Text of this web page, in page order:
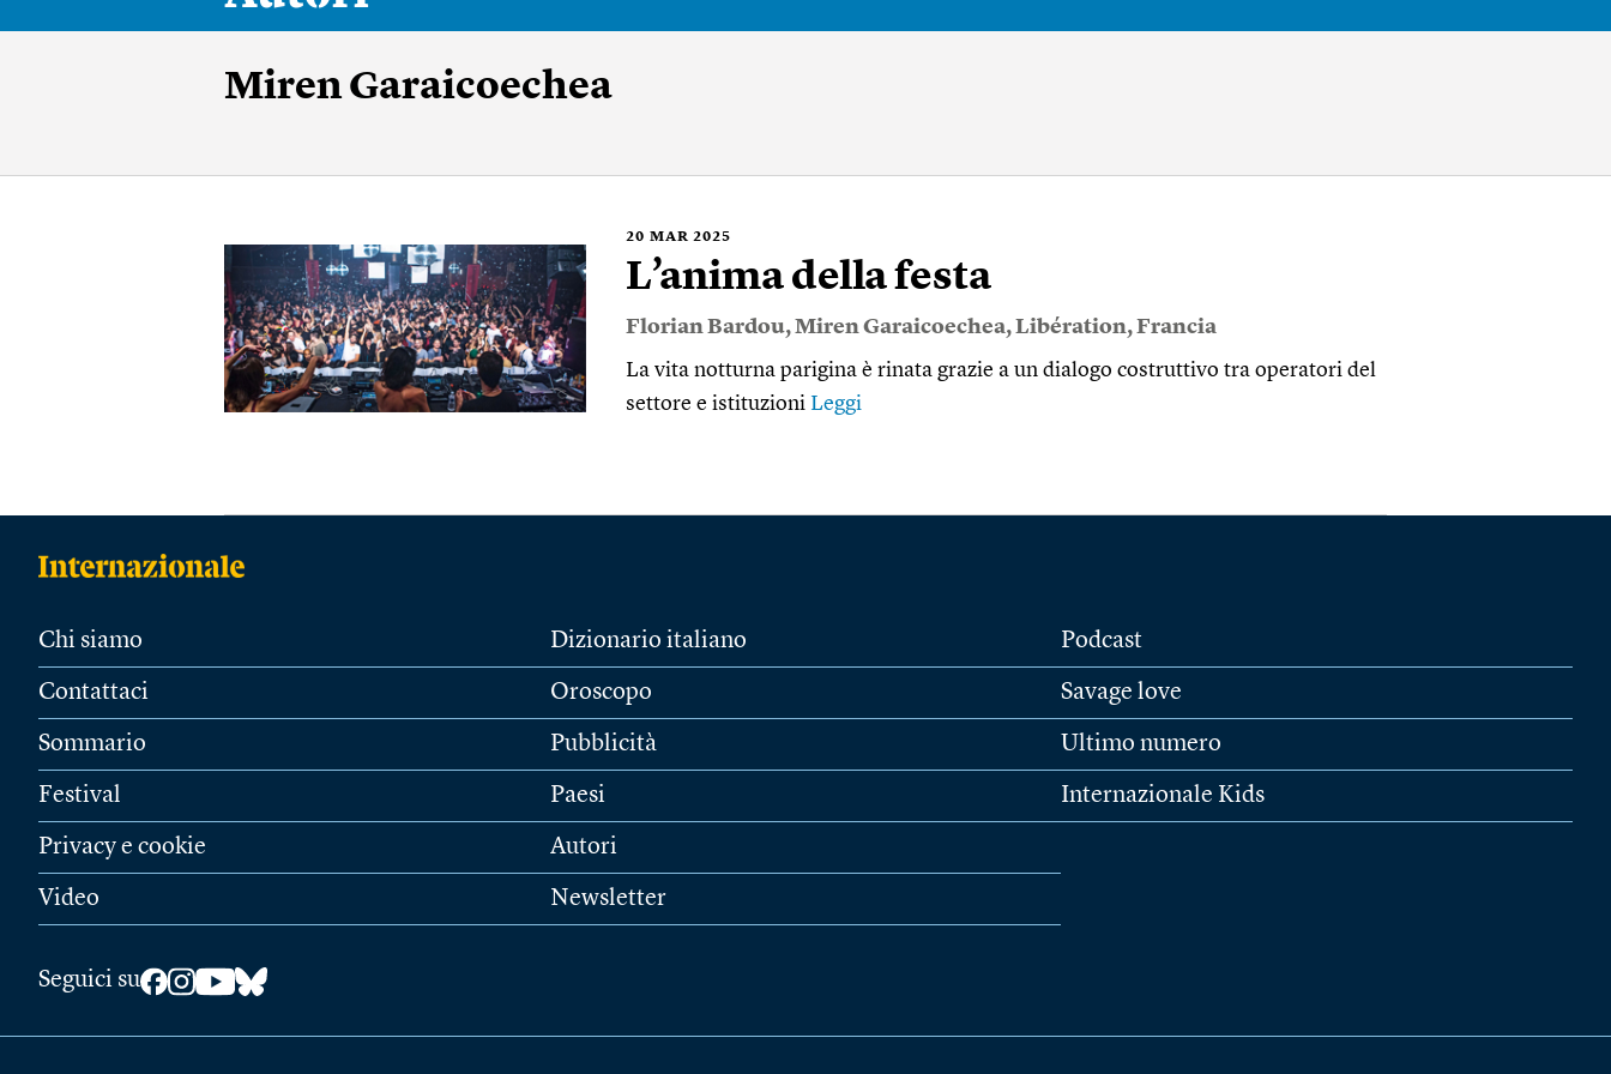
Miren Garaicoechea
20 MAR 2025
L’anima della festa
Florian Bardou,Miren Garaicoechea,Libération,Francia
La vita notturna parigina è rinata grazie a un dialogo costruttivo tra operatori del
settore e istituzioni Leggi
Chi siamo
Contattaci
Sommario
Festival
Privacy e cookie
Video
Dizionario italiano
Oroscopo
Pubblicità
Paesi
Autori
Newsletter
Podcast
Savage love
Ultimo numero
Internazionale Kids
Seguici su